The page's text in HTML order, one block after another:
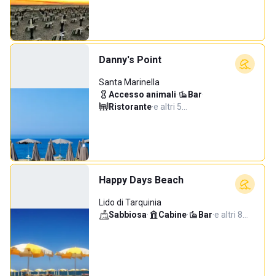
Danny's Point
Santa Marinella
Accesso animali· Bar·
Ristorante·e altri 5…
Happy Days Beach
Lido di Tarquinia
Sabbiosa· Cabine· Bar·e altri 8…